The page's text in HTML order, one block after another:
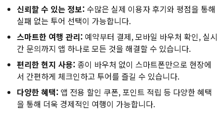
신뢰할 수 있는 정보: 수많은 실제 이용자 후기와 평점을 통해
실패 없는 투어 선택이 가능합니다.
스마트한 여행 관리: 예약부터 결제, 모바일 바우처 확인, 실시
간 문의까지 앱 하나로 모든 것을 해결할 수 있습니다.
편리한 현지 사용: 종이 바우처 없이 스마트폰만으로 현장에
서 간편하게 체크인하고 투어를 즐길 수 있습니다.
다양한 혜택: 앱 전용 할인 쿠폰, 포인트 적립 등 다양한 혜택
을 통해 더욱 경제적인 여행이 가능합니다.